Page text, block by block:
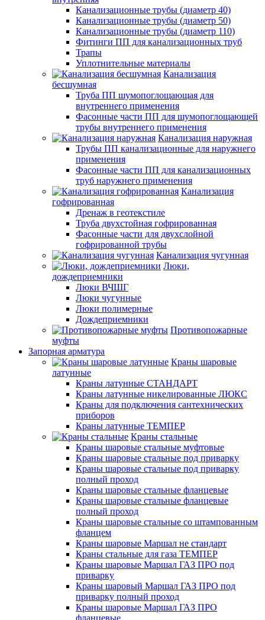
Канализационные трубы (диаметр 40)
Канализационные трубы (диаметр 50)
Канализационные трубы (диаметр 110)
Фитинги ПП для канализационных труб
Трапы
Уплотнительные материалы
Канализация
бесшумная
Труба ПП шумопоглощающая для
внутреннего применения
Фасонные части ПП для шумопоглощающей
трубы внутреннего применения
Канализация наружная
Трубы ПП канализационные для наружнего
применения
Фасонные части ПП для канализационных
труб наружнего применения
Канализация
гофрированная
Дренаж в геотекстиле
Труба двухстойная гофрированная
Фасонные части для двухслойной
гофрированной трубы
Канализация чугунная
Люки,
дождеприемники
Люки ВЧШГ
Люки чугунные
Люки полимерные
Дождеприемники
Противопожарные
муфты
Запорная арматура
Краны шаровые
латунные
Краны латунные СТАНДАРТ
Краны латунные никелированные ЛЮКС
Краны для подключения сантехнических
приборов
Краны латунные ТЕМПЕР
Краны стальные
Краны шаровые стальные муфтовые
Краны шаровые стальные под приварку
Краны шаровые стальные под приварку
полный проход
Краны шаровые стальные фланцевые
Краны шаровые стальные фланцевые
полный проход
Краны шаровые стальные со штампованным
фланцем
Краны шаровые Маршал не стандарт
Краны стальные для газа ТЕМПЕР
Краны шаровые Маршал ГАЗ ПРО под
приварку
Краны шаровый Маршал ГАЗ ПРО под
приварку полный проход
Краны шаровые Маршал ГАЗ ПРО
фланцевые